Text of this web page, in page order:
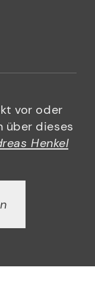
vor oder
über dieses
Henkel